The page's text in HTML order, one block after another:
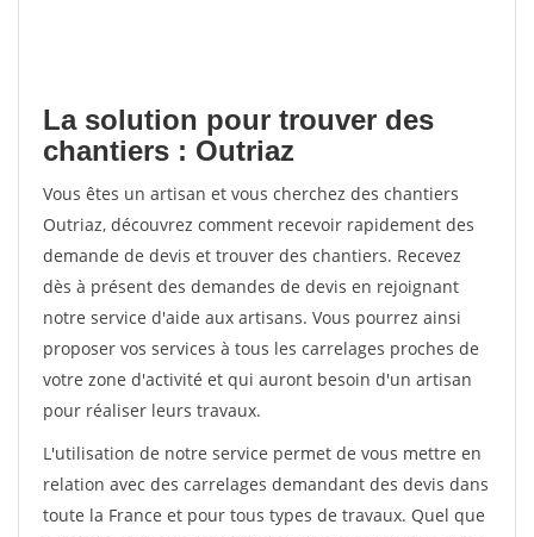
La solution pour trouver des
chantiers : Outriaz
Vous êtes un artisan et vous cherchez des chantiers
Outriaz, découvrez comment recevoir rapidement des
demande de devis et trouver des chantiers. Recevez
dès à présent des demandes de devis en rejoignant
notre service d'aide aux artisans. Vous pourrez ainsi
proposer vos services à tous les carrelages proches de
votre zone d'activité et qui auront besoin d'un artisan
pour réaliser leurs travaux.
L'utilisation de notre service permet de vous mettre en
relation avec des carrelages demandant des devis dans
toute la France et pour tous types de travaux. Quel que